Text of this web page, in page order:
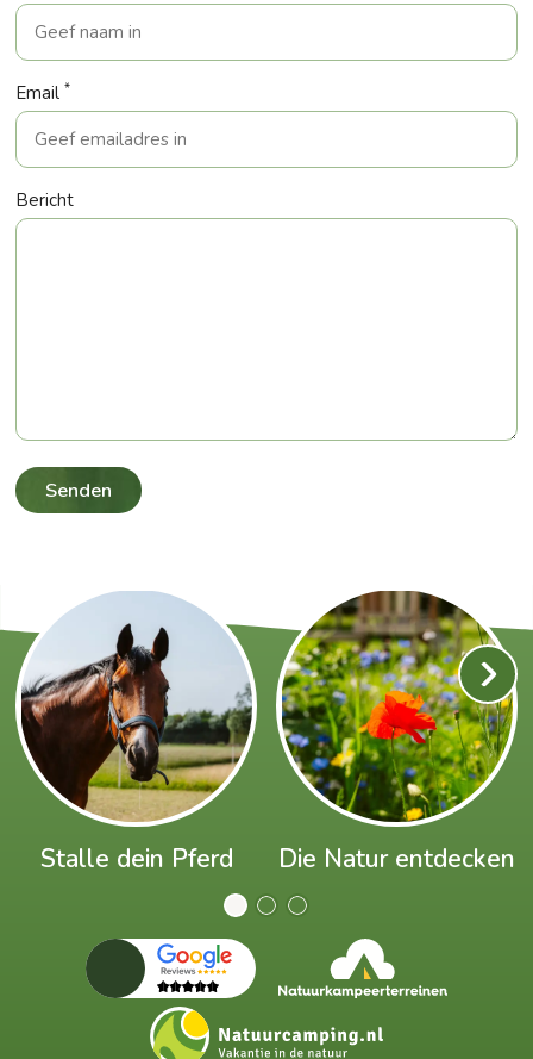
Email*
Bericht
Senden
Stalle dein Pferd Die Natur entdecken